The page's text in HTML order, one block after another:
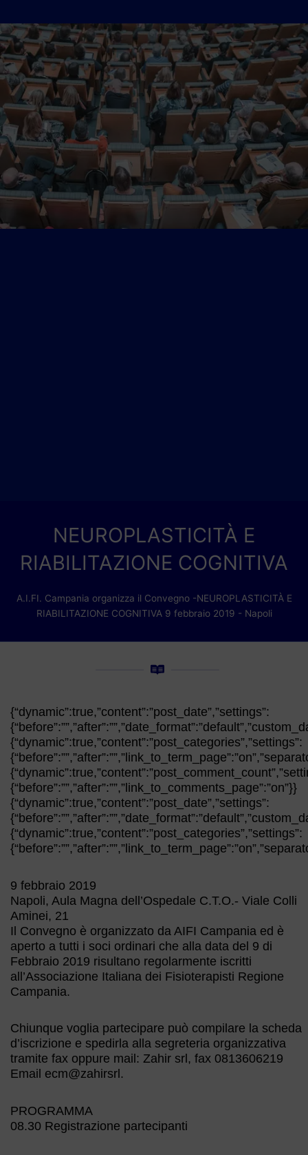
NEUROPLASTICITÀ E
RIABILITAZIONE COGNITIVA
A.I.FI. Campania organizza il Convegno -NEUROPLASTICITÀ E
RIABILITAZIONE COGNITIVA 9 febbraio 2019 - Napoli
{“dynamic”:true,”content”:”post_date”,”settings”:
{“dynamic”:true,”content”:”post_categories”,”settings”:
{“before”:””,”after”:””,”link_to_comments_page”:”on”}}
{“dynamic”:true,”content”:”post_date”,”settings”:
{“dynamic”:true,”content”:”post_categories”,”settings”:
9 febbraio 2019
Napoli, Aula Magna dell’Ospedale C.T.O.- Viale Colli
Aminei, 21
Il Convegno è organizzato da AIFI Campania ed è
aperto a tutti i soci ordinari che alla data del 9 di
Febbraio 2019 risultano regolarmente iscritti
all’Associazione Italiana dei Fisioterapisti Regione
Campania.
Chiunque voglia partecipare può compilare la scheda
d’iscrizione e spedirla alla segreteria organizzativa
tramite fax oppure mail: Zahir srl, fax 0813606219
Email ecm@zahirsrl.
PROGRAMMA
08.30 Registrazione partecipanti